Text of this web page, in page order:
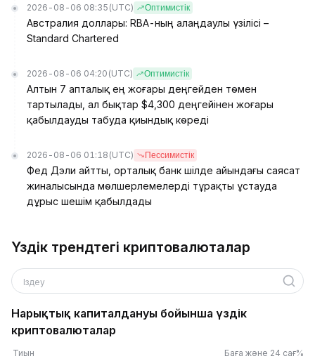
2026-08-06 08:35 (UTC) Оптимистік
Австралия доллары: RBA-ның алаңдаулы үзілісі –
Standard Chartered
2026-08-06 04:20 (UTC) Оптимистік
Алтын 7 апталық ең жоғары деңгейден төмен
тартылады, ал бықтар $4,300 деңгейінен жоғары
қабылдауды табуда қиындық көреді
2026-08-06 01:18 (UTC) Пессимистік
Фед Дэли айтты, орталық банк шілде айындағы саясат
жиналысында мөлшерлемелерді тұрақты ұстауда
дұрыс шешім қабылдады
Үздік трендтегі криптовалюталар
Іздеу
Нарықтық капиталдануы бойынша үздік
криптовалюталар
Тиын Баға және 24 сағ%